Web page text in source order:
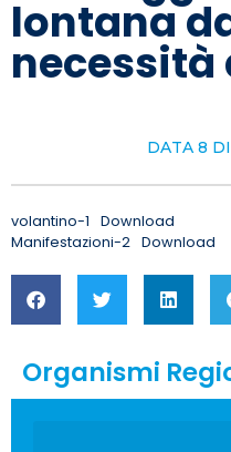
lontana
necessità
DATA 8
volantino-1
Download
Manifestazioni-2 Download
Organismi